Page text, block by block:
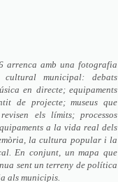
arrenca amb una fotografia
municipal: debats
en directe; equipaments
de projecte; museus que
els límits; processos
a la vida real dels
la cultura popular i la
En conjunt, un mapa que
sent un terreny de política
als municipis.